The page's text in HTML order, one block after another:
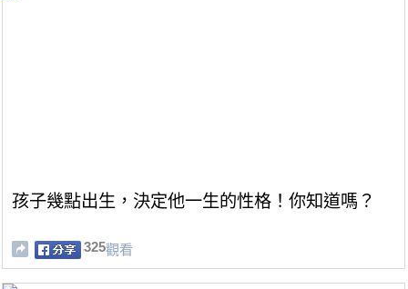
孩子幾點出生，決定他一生的性格！你知道嗎？
325觀看